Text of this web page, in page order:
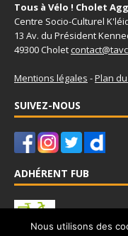
Tous à Vélo ! Cholet
Centre Socio-Culturel
13 Av. du Président
49300 Cholet
Mentions légales -Plan
SUIVEZ-NOUS
ADHÉRENT FUB
Nous utilisons des